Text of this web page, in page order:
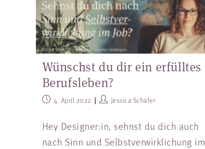
Wünschst du dir ein erfülltes
Berufsleben?
4. April 2022 Jessica Schäfer
Hey Designer:in, sehnst du dich auch
nach Sinn und Selbstverwirklichung im